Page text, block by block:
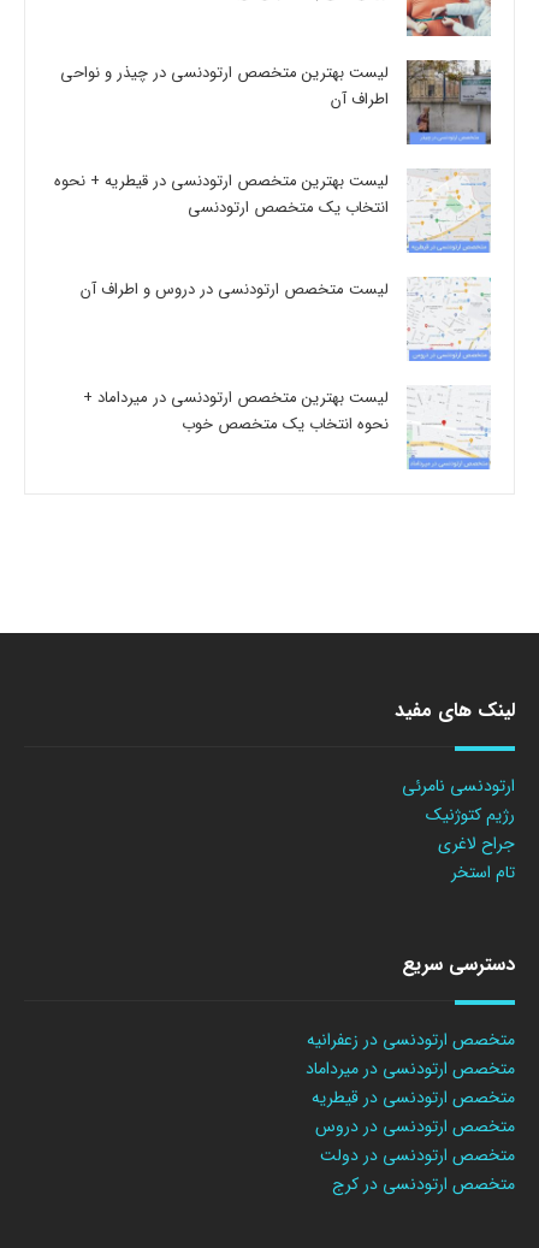
لیست بهترین متخصص ارتودنسی در چیذر و نواحی
اطراف آن
لیست بهترین متخصص ارتودنسی در قیطریه + نحوه
انتخاب یک متخصص ارتودنسی
لیست متخصص ارتودنسی در دروس و اطراف آن
لیست بهترین متخصص ارتودنسی در میرداماد +
نحوه انتخاب یک متخصص خوب
لینک های مفید
ارتودنسی نامرئی
رژیم کتوژنیک
جراح لاغری
تام استخر
دسترسی سریع
متخصص ارتودنسی در زعفرانیه
متخصص ارتودنسی در میرداماد
متخصص ارتودنسی در قیطریه
متخصص ارتودنسی در دروس
متخصص ارتودنسی در دولت
متخصص ارتودنسی در کرج